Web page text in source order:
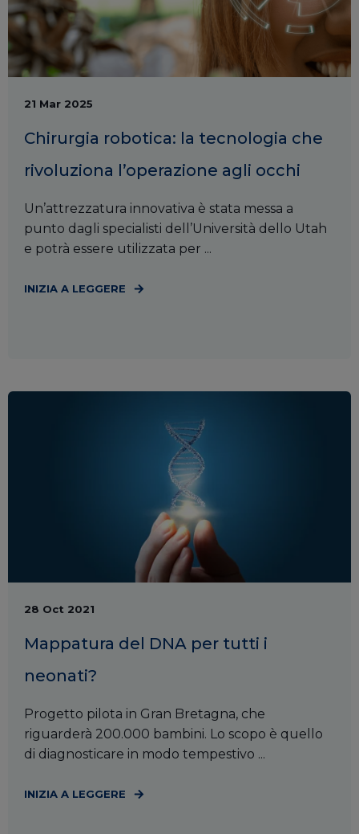
21 Mar 2025
Chirurgia robotica: la tecnologia che
rivoluziona l’operazione agli occhi
Un’attrezzatura innovativa è stata messa a
punto dagli specialisti dell’Università dello Utah
e potrà essere utilizzata per ...
INIZIA A LEGGERE
28 Oct 2021
Mappatura del DNA per tutti i
neonati?
Progetto pilota in Gran Bretagna, che
riguarderà 200.000 bambini. Lo scopo è quello
di diagnosticare in modo tempestivo ...
INIZIA A LEGGERE